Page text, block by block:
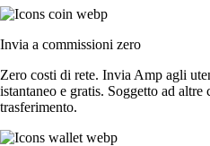
Invia a commissioni zero
Zero costi di rete. Invia Amp agli
istantaneo e gratis. Soggetto ad
trasferimento.